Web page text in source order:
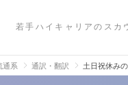
若手ハイキャリアのスカ
通系 通訳・翻訳 土日祝休み